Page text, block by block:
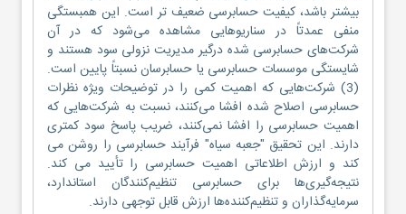
بیشتر باشد، کیفیت حسابرسی ضعیف تر است. این همبستگی
منفی عمدتاً در سناریوهایی مشاهده می‌شود که در آن
شرکت‌های حسابرسی شده درگیر مدیریت نزولی سود هستند و
شایستگی موسسات حسابرسی یا حسابرسان نسبتاً پایین است.
(3) شرکت‌هایی که اهمیت کمی را در توضیحات ویژه نظرات
حسابرسی اصلاح شده افشا می‌کنند، نسبت به شرکت‌هایی که
اهمیت حسابرسی را افشا نمی‌کنند، ضریب پاسخ سود کمتری
دارند. این تحقیق "جعبه سیاه" فرآیند حسابرسی را روشن می
کند و ارزش اطلاعاتی اهمیت حسابرسی را تأیید می کند.
نتیجه‌گیری‌ها برای حسابرسی تنظیم‌کنندگان استاندارد،
سرمایه‌گذاران و تنظیم‌کننده‌ها ارزش قابل توجهی دارند.